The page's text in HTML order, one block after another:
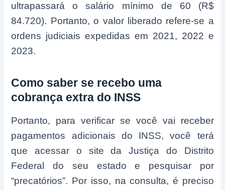
ultrapassará o salário mínimo de 60 (R$
84.720). Portanto, o valor liberado refere-se a
ordens judiciais expedidas em 2021, 2022 e
2023.
Como saber se recebo uma
cobrança extra do INSS
Portanto, para verificar se você vai receber
pagamentos adicionais do INSS, você terá
que acessar o site da Justiça do Distrito
Federal do seu estado e pesquisar por
“precatórios”. Por isso, na consulta, é preciso